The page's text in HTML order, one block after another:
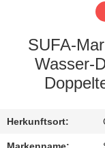
MIT
SUFA-
Wasser-
Herkunftsort: